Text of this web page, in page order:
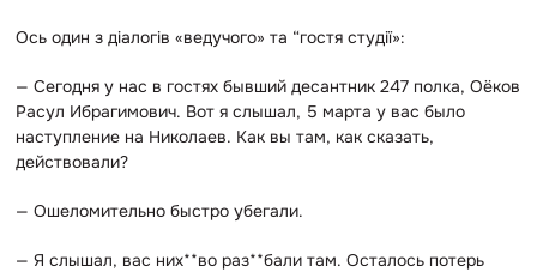
Ось один з діалогів «ведучого» та “гостя студії»:
— Сегодня у нас в гостях бывший десантник 247 полка, Оёков
Расул Ибрагимович. Вот я слышал, 5 марта у вас было
наступление на Николаев. Как вы там, как сказать,
действовали?
— Ошеломительно быстро убегали.
— Я слышал, вас них**во раз**бали там. Осталось потерь